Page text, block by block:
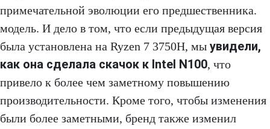
примечательной эволюции его предшественника.
модель. И дело в том, что если предыдущая версия
была установлена на Ryzen 7 3750H, мы увидели,
как она сделала скачок к Intel N100, что
привело к более чем заметному повышению
производительности. Кроме того, чтобы изменения
были более заметными, бренд также изменил